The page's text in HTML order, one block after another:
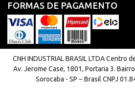
FORMAS DE PAGAMENTO
CNH INDUSTRIAL BRASIL LTDA Centro
Av. Jerome Case, 1801, Portaria 3.
Sorocaba - SP − Brasil CNPJ